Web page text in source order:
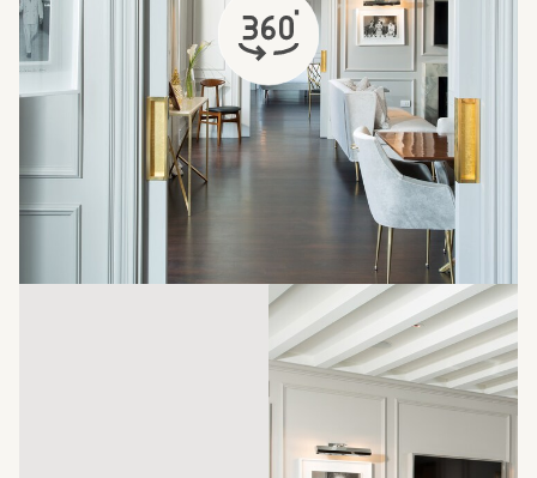
si apre in una nuova scheda